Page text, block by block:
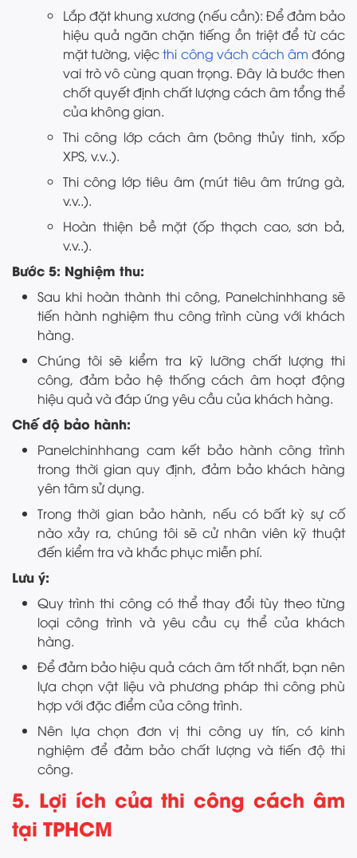
Lắp đặt khung xương (nếu cần): Để đảm bảo
hiệu quả ngăn chặn tiếng ồn triệt để từ các
mặt tường, việcthi công vách cách âm đóng
vai trò vô cùng quan trọng. Đây là bước then
chốt quyết định chất lượng cách âm tổng thể
của không gian.
Thi công lớp cách âm (bông thủy tinh, xốp
XPS, v.v..).
Thi công lớp tiêu âm (mút tiêu âm trứng gà,
v.v..).
Hoàn thiện bề mặt (ốp thạch cao, sơn bả,
v.v..).
Bước 5: Nghiệm thu:
Sau khi hoàn thành thi công, Panelchinhhang sẽ
tiến hành nghiệm thu công trình cùng với khách
hàng.
Chúng tôi sẽ kiểm tra kỹ lưỡng chất lượng thi
công, đảm bảo hệ thống cách âm hoạt động
hiệu quả và đáp ứng yêu cầu của khách hàng.
Chế độ bảo hành:
Panelchinhhang cam kết bảo hành công trình
trong thời gian quy định, đảm bảo khách hàng
yên tâm sử dụng.
Trong thời gian bảo hành, nếu có bất kỳ sự cố
nào xảy ra, chúng tôi sẽ cử nhân viên kỹ thuật
đến kiểm tra và khắc phục miễn phí.
Lưu ý:
Quy trình thi công có thể thay đổi tùy theo từng
loại công trình và yêu cầu cụ thể của khách
hàng.
Để đảm bảo hiệu quả cách âm tốt nhất, bạn nên
lựa chọn vật liệu và phương pháp thi công phù
hợp với đặc điểm của công trình.
Nên lựa chọn đơn vị thi công uy tín, có kinh
nghiệm để đảm bảo chất lượng và tiến độ thi
công.
5. Lợi ích của thi công cách âm
tại TPHCM